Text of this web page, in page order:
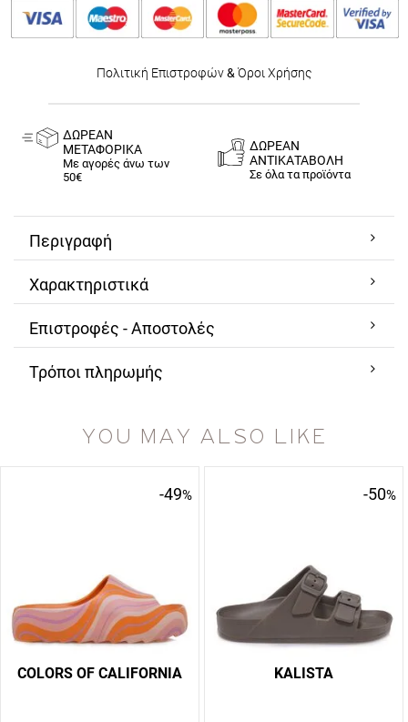
Πολιτική Επιστροφών& Όροι Χρήσης
ΔΩΡΕΑΝ
ΜΕΤΑΦΟΡΙΚΑ
Με αγορές άνω των
50€
ΔΩΡΕΑΝ
ΑΝΤΙΚΑΤΑΒΟΛΗ
Σε όλα τα προϊόντα
Περιγραφή
Χαρακτηριστικά
Επιστροφές - Αποστολές
Τρόποι πληρωμής
YOU MAY ALSO LIKE
-49%
COLORS OF CALIFORNIA
-50%
KALISTA